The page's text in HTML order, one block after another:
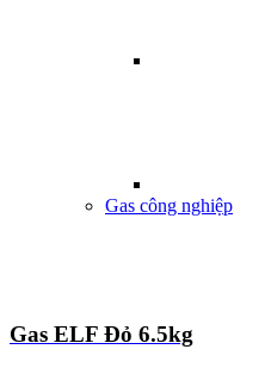
Gas công nghiệp
Gas ELF Đỏ 6.5kg